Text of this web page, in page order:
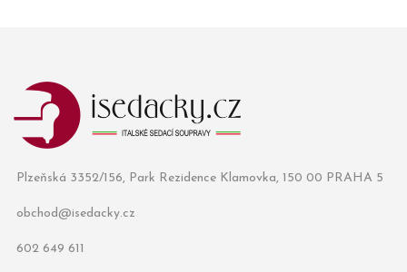
Plzeňská 3352/156, Park Rezidence Klamovka, 150 00 PRAHA 5
obchod@isedacky.cz
602 649 611